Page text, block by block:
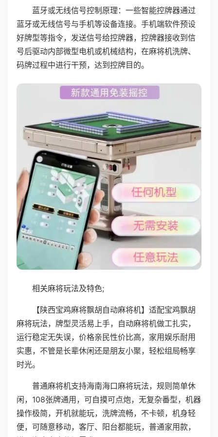
蓝牙或无线信号控制原理：一些智能控牌器通过
蓝牙或无线信号与手机等设备连接。手机端软件预设
好牌型等指令，发送信号给控牌器，控牌器接收到信
号后驱动内部微型电机或机械结构，在麻将机洗牌、
码牌过程中进行干预，达到控牌目的。
相关麻将玩法及特色;
【陕西宝鸡麻将飘胡自动麻将机】适配宝鸡飘胡
麻将玩法，牌型灵活易上手，自动麻将机做工扎实，
运行稳定无失误，价格亲民性价比高，家用娱乐耐用
实惠，不管是长辈休闲还是朋友小聚，轻松组局畅享
时光。
普通麻将机支持海南海口麻将玩法，规则简单休
闲，108张牌通用，可自摸可点炮，无复杂番型，机器
操作极简，开机就能玩，洗牌流畅，不卡顿，机身轻
便，可随意移动，客厅、阳台都能玩，普通家用款，